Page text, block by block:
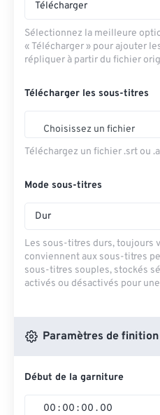
Télécharger
Sélectionnez la meilleure
« Télécharger » pour ajouter
répliquer à partir du fichier
Télécharger les sous-titres
Choisissez un fichier
Téléchargez un fichier .srt ou
Mode sous-titres
Dur
Les sous-titres durs, toujours
conviennent aux sous-titres
sous-titres souples, stockés
activés ou désactivés pour
Paramètres de finition
Début de la garniture
00 : 00 : 00 . 00